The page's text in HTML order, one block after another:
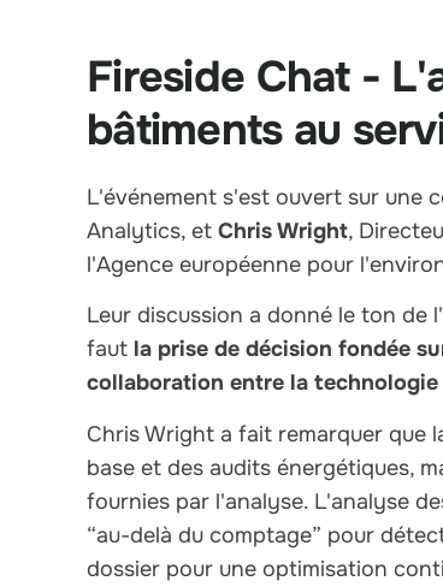
Fireside Chat -
bâtiments au
L'événement s'est ouvert sur une
Analytics, et Chris Wright,
l'Agence européenne pour
Leur discussion a donné le ton de
faut la prise de décision fondée
collaboration entre la
Chris Wright a fait remarquer que
base et des audits énergétiques,
fournies par l'analyse. L'analyse
“au-delà du comptage” pour
dossier pour une optimisation